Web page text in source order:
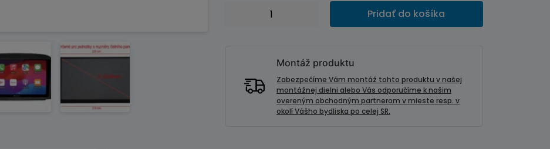
množstvo
Inštalačná
MERCEDES
Pridať do košíka
Montáž produktu
Zabezpečíme Vám montáž tohto produktu v našej
montážnej dielni alebo Vás odporučíme k našim
overeným obchodným partnerom v mieste resp. v
okolí Vášho bydliska po celej SR.